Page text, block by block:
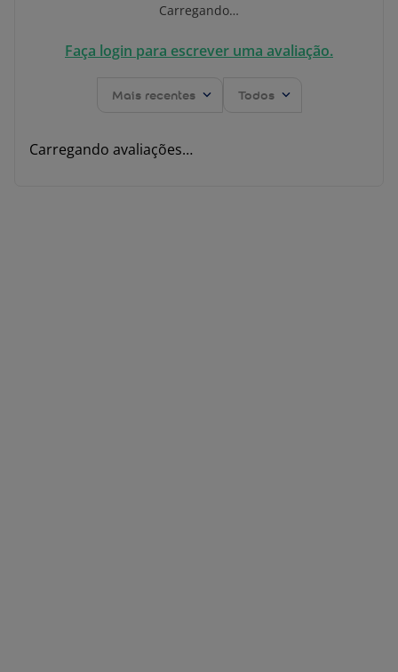
Carregando…
Faça login para escrever uma avaliação.
Mais recentes Todos
Carregando avaliações…